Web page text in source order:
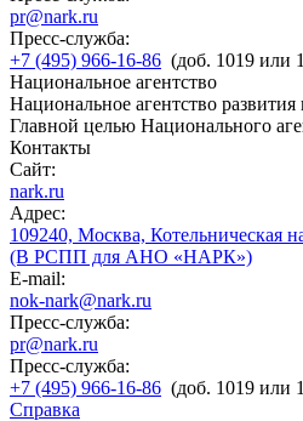
pr@nark.ru
Пресс-служба:
+7 (495) 966-16-86 (доб. 1019 или
Национальное агентство
Национальное агентство
Главной целью Национального
Контакты
Сайт:
nark.ru
Адрес:
109240, Москва, Котельническая
(В РСПП для АНО «НАРК»)
E-mail:
nok-nark@nark.ru
Пресс-служба:
pr@nark.ru
Пресс-служба:
+7 (495) 966-16-86 (доб. 1019 или
Справка